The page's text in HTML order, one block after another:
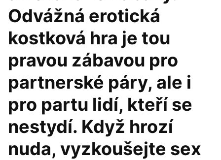
Odvážná erotická
kostková hra je tou
pravou zábavou pro
partnerské páry, ale i
pro partu lidí, kteří se
nestydí. Když hrozí
nuda, vyzkoušejte sex